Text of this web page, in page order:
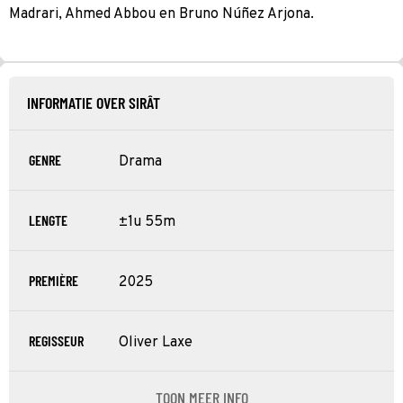
Madrari, Ahmed Abbou en Bruno Núñez Arjona.
INFORMATIE OVER SIRÂT
GENRE Drama
LENGTE ±1u 55m
PREMIÈRE 2025
REGISSEUR Oliver Laxe
TOON MEER INFO